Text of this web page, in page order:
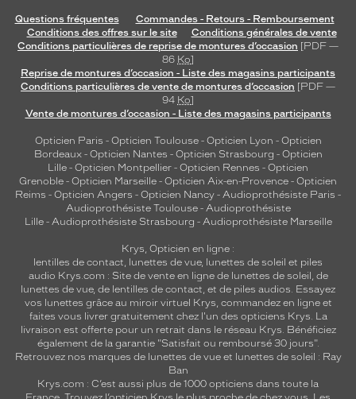
Questions fréquentes
Commandes - Retours - Remboursement
Conditions des offres sur le site
Conditions générales de vente
Conditions particulières de reprise de montures d’occasion [PDF —
86 Ko]
Reprise de montures d’occasion - Liste des magasins participants
Conditions particulières de vente de montures d’occasion [PDF —
94 Ko]
Vente de montures d’occasion - Liste des magasins participants
Opticien Paris - Opticien Toulouse- Opticien Lyon - Opticien
Bordeaux- Opticien Nantes - Opticien Strasbourg - Opticien
Lille - Opticien Montpellier - Opticien Rennes - Opticien
Grenoble - Opticien Marseille - Opticien Aix-en-Provence - Opticien
Reims - Opticien Angers - Opticien Nancy - Audioprothésiste Paris -
Audioprothésiste Toulouse- Audioprothésiste
Lille- Audioprothésiste Strasbourg - Audioprothésiste Marseille
Krys, Opticien en ligne :
lentilles de contact, lunettes de vue, lunettes de soleil et piles
audio Krys.com : Site de vente en ligne de lunettes de soleil, de
lunettes de vue, de lentilles de contact, et de piles audios. Essayez
vos lunettes grâce au miroir virtuel Krys, commandez en ligne et
faites vous livrer gratuitement chez l'un des opticiens Krys. La
livraison est offerte pour un retrait dans le réseau Krys. Bénéficiez
également de la garantie "Satisfait ou remboursé 30 jours".
Retrouvez nos marques de lunettes de vue et lunettes de soleil : Ray
Ban
Krys.com : C’est aussi plus de 1000 opticiens dans toute la